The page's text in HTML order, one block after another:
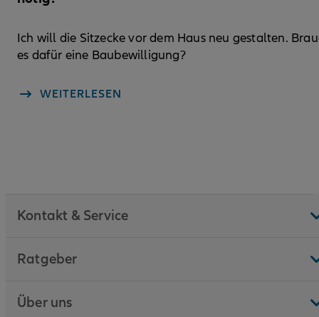
Ich will die Sitzecke vor dem Haus neu gestalten.
es dafür eine Baubewilligung?
WEITERLESEN
Kontakt & Service
Ratgeber
Über uns